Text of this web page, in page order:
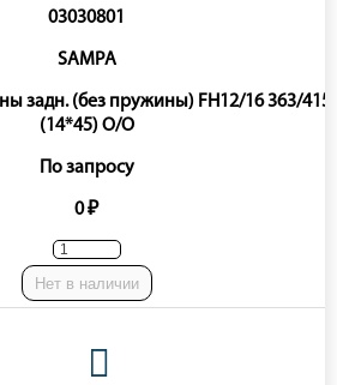
03030801
SAMPA
задн. (без пружины) FH12/16 363/415
(14*45) O/O
По запросу
0 ₽
Нет в наличии